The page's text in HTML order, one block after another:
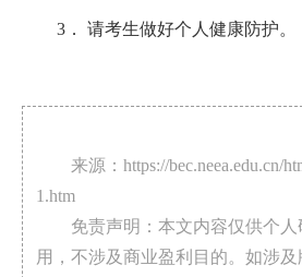
3． 请考生做好个人健康防护。
来源：https://bec.neea.edu.cn/
1.htm
免责声明：本文内容仅供个人
用，不涉及商业盈利目的。如涉